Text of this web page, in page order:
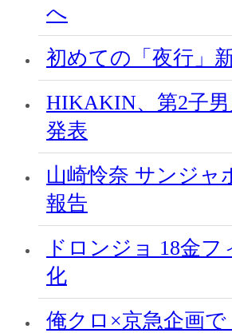
へ
初めての「夜行」
HIKAKIN、第2子
発表
山崎怜奈 サンジャ
報告
ドロンジョ 18金フ
化
俺クロ×京急企画で